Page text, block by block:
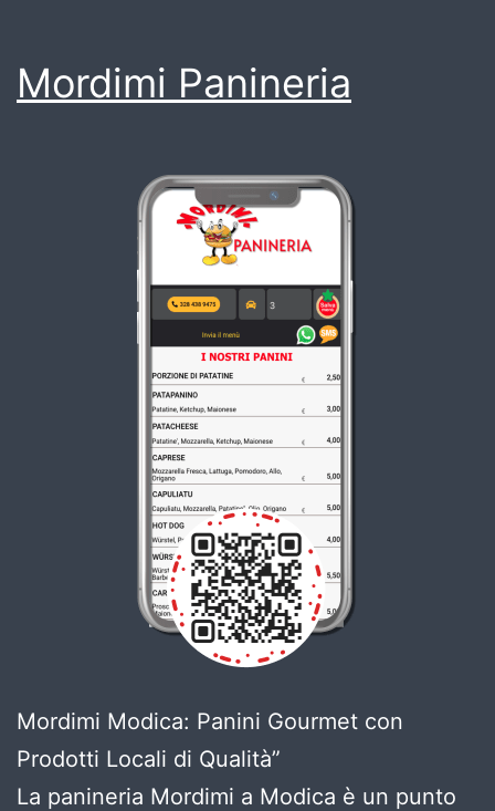
Mordimi Panineria
Mordimi Modica: Panini Gourmet con
Prodotti Locali di Qualità”
La panineria Mordimi a Modica è un punto